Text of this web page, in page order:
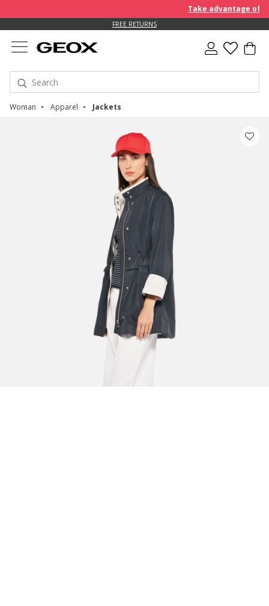
Take advantage of
FREE RETURNS
Woman Apparel Jackets